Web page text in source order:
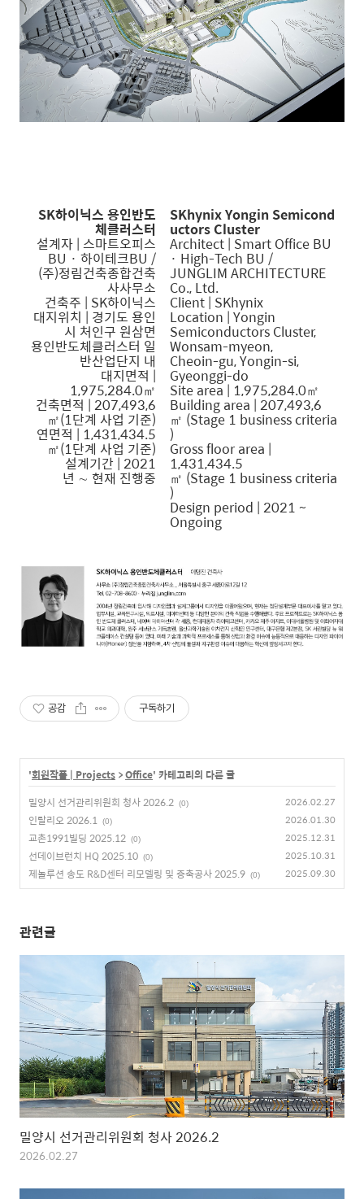
SK하이닉스 용인반도
체클러스터
설계자 | 스마트오피스
BU · 하이테크BU /
(주)정림건축종합건축
사사무소
건축주 | SK하이닉스
대지위치 | 경기도 용인
시 처인구 원삼면
용인반도체클러스터 일
반산업단지 내
대지면적 |
1,975,284.0㎡
건축면적 | 207,493,6
㎡(1단계 사업 기준)
연면적 | 1,431,434.5
㎡(1단계 사업 기준)
설계기간 | 2021
년 ∼ 현재 진행중
SKhynix Yongin Semicond
uctors Cluster
Architect | Smart Office BU
· High-Tech BU /
JUNGLIM ARCHITECTURE
Co., Ltd.
Client | SKhynix
Location | Yongin
Semiconductors Cluster,
Wonsam-myeon,
Cheoin-gu, Yongin-si,
Gyeonggi-do
Site area | 1,975,284.0㎡
Building area | 207,493,6
㎡ (Stage 1 business criteria
)
Gross floor area |
1,431,434.5
㎡ (Stage 1 business criteria
)
Design period | 2021 ~
Ongoing
공감 구독하기
'회원작품 | Projects >Office' 카테고리의 다른 글
밀양시 선거관리위원회 청사 2026.2 (0) 2026.02.27
인탈리오 2026.1 (0) 2026.01.30
교촌1991빌딩 2025.12 (0) 2025.12.31
선데이브런치 HQ 2025.10 (0) 2025.10.31
제놀루션 송도 R&D센터 리모델링 및 증축공사 2025.9 (0) 2025.09.30
관련글
밀양시 선거관리위원회 청사 2026.2
2026.02.27